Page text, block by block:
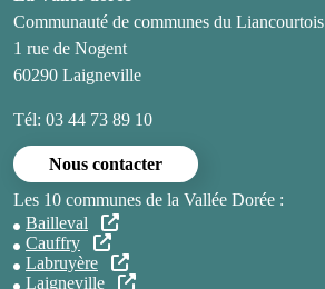
Communauté de communes du Liancourtois
1 rue de Nogent
60290 Laigneville
Tél: 03 44 73 89 10
Nous contacter
Les 10 communes de la Vallée Dorée :
Bailleval
Cauffry
Labruyère
Laigneville